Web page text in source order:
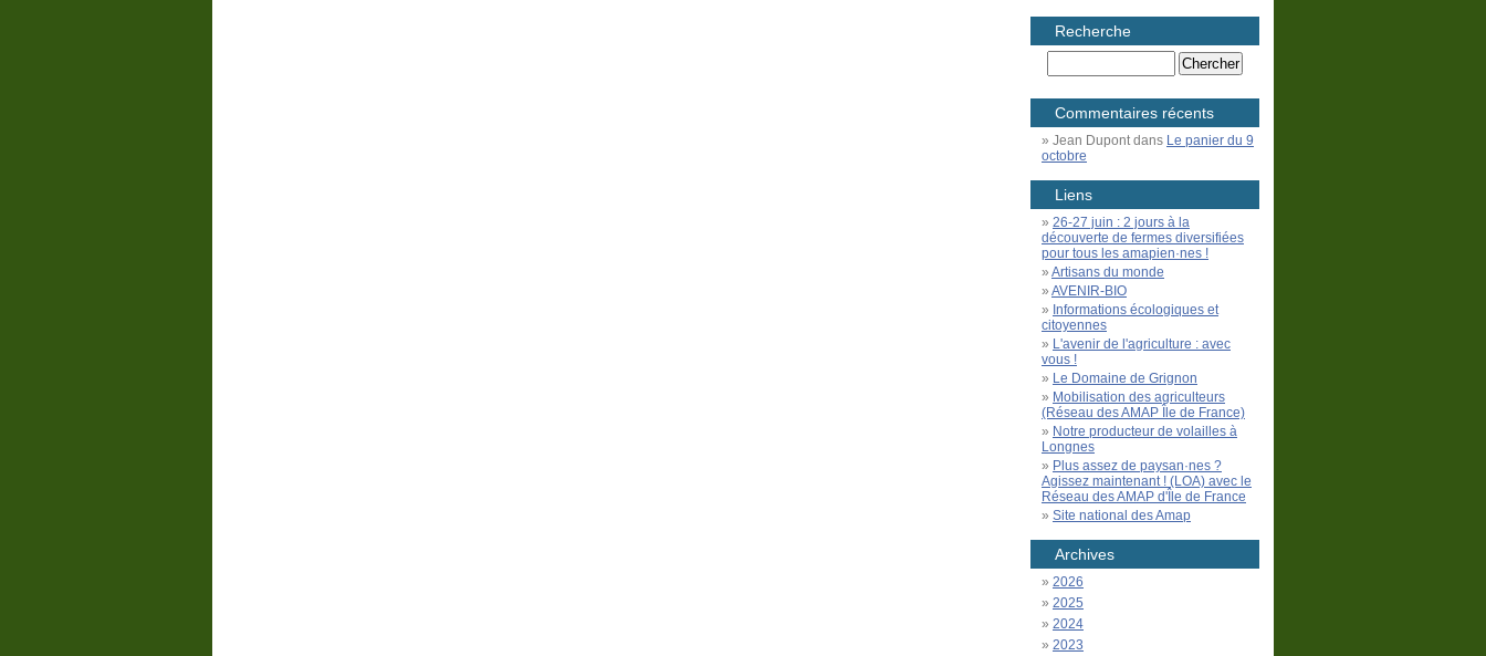
Recherche
Commentaires récents
Jean Dupontdans Le panier du 9
octobre
Liens
26-27 juin : 2 jours à la
découverte de fermes diversifiées
pour tous les amapien·nes !
Artisans du monde
AVENIR-BIO
Informations écologiques et
citoyennes
L'avenir de l'agriculture : avec
vous !
Le Domaine de Grignon
Mobilisation des agriculteurs
(Réseau des AMAP Île de France)
Notre producteur de volailles à
Longnes
Plus assez de paysan·nes ?
Agissez maintenant ! (LOA) avec le
Réseau des AMAP d'Île de France
Site national des Amap
Archives
2026
2025
2024
2023